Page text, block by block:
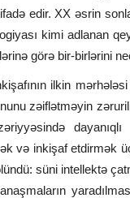
edir. XX əsrin
kimi adlanan
görə bir-birlərini
ilkin
zəiflətməyin
və inkişaf etdirmək
süni intellektə